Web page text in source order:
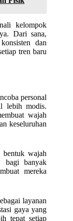
kelompok
Dari sana,
dan
tren baru
personal
lebih modis.
wajah
keseluruhan
bentuk wajah
bagi banyak
mereka
layanan
gaya yang
tepat setiap